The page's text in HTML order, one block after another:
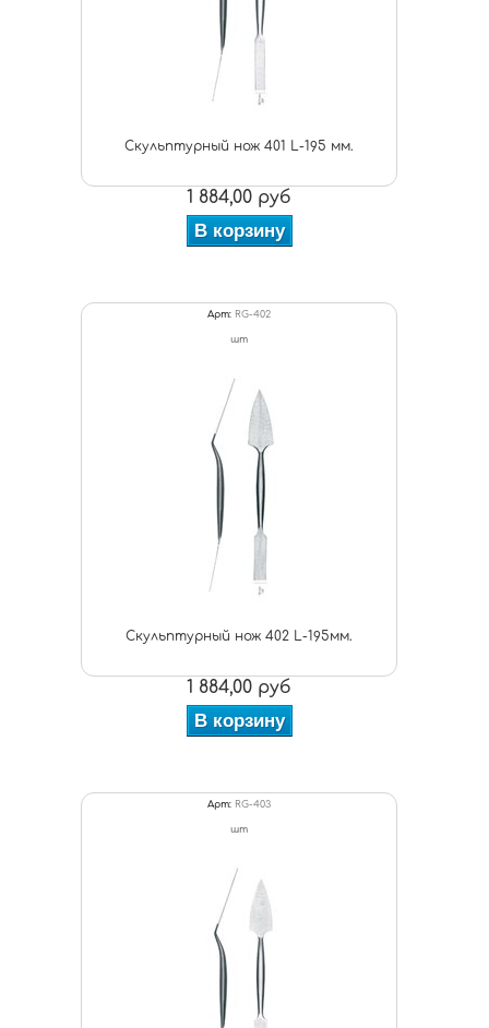
Скульптурный нож 401 L-195 мм.
1 884,00 руб
В корзину
Арт: RG-402
шт
Скульптурный нож 402 L-195мм.
1 884,00 руб
В корзину
Арт: RG-403
шт